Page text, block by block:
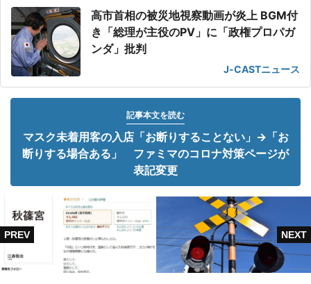
高市首相の被災地視察動画が炎上 BGM付
き「総理が主役のPV」に「政権プロパガ
ンダ」批判
J-CASTニュース
記事本文を読む
マスク未着用客の入店「お断りすることない」→「お
断りする場合ある」 ファミマのコロナ対策ページが
表記変更